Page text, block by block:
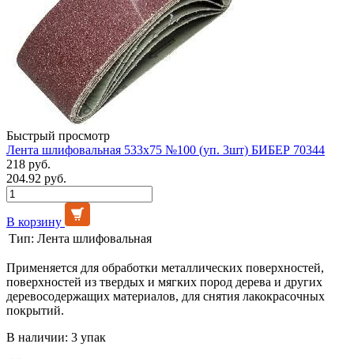
Быстрый просмотр
Лента шлифовальная 533х75 №100 (уп. 3шт) БИБЕР 70344
218 руб.
204.92 руб.
В корзину
Тип: Лента шлифовальная
Применяется для обработки металлических поверхностей,
поверхностей из твердых и мягких пород дерева и других
деревосодержащих материалов, для снятия лакокрасочных
покрытий.
В наличии: 3 упак